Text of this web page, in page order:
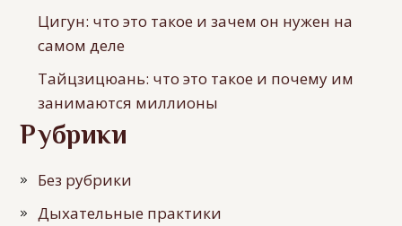
Цигун: что это такое и зачем он нужен на
самом деле
Тайцзицюань: что это такое и почему им
занимаются миллионы
Рубрики
Без рубрики
Дыхательные практики